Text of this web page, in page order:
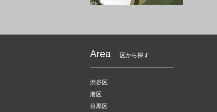
Area 区から探す
渋谷区
港区
目黒区